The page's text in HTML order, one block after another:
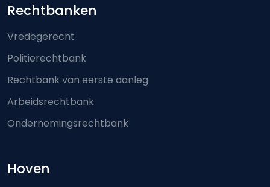
Footer-menu
Rechtbanken
Vredegerecht
Politierechtbank
Rechtbank van eerste aanleg
Arbeidsrechtbank
Ondernemingsrechtbank
Hoven